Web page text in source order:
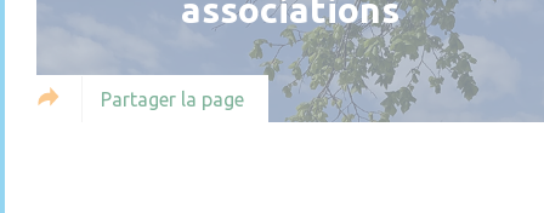
associations
Partager la page